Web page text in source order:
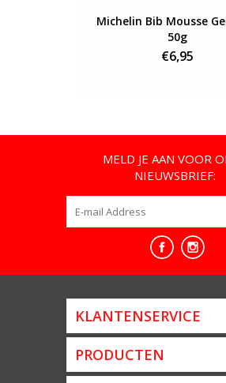
Michelin Bib Mousse
50g
€6,95
MELD JE AAN VOOR
NIEUWSBRIEF:
KLANTENSERVICE
PRODUCTEN